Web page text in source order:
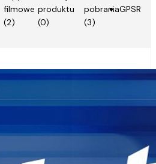
pobrania
(3)
GPSR
filmowe
(2)
produktu
(0)